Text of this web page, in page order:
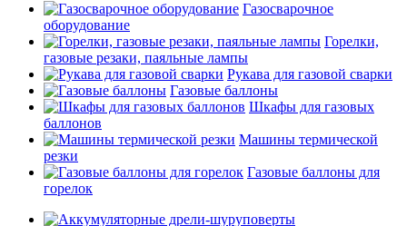
Газосварочное
оборудование
Горелки,
газовые резаки, паяльные лампы
Рукава для газовой сварки
Газовые баллоны
Шкафы для газовых
баллонов
Машины термической
резки
Газовые баллоны для
горелок